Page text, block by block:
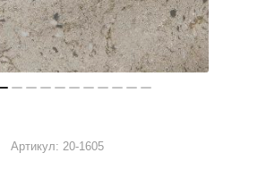
Артикул: 20-1605